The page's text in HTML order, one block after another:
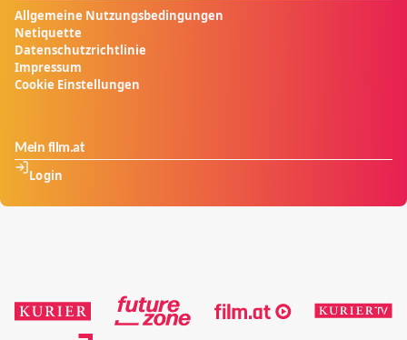
Allgemeine Nutzungsbedingungen
Netiquette
Datenschutzrichtlinie
Impressum
Cookie Einstellungen
Mein film.at
Login